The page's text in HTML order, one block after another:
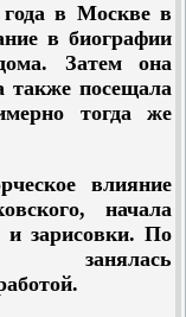
в Москве в
в биографии
Затем она
также посещала
тогда же
влияние
начала
и зарисовки. По
занялась